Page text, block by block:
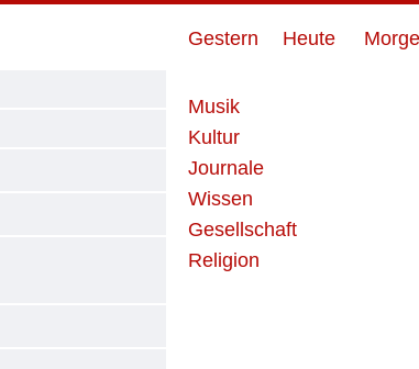
Gestern Heute
Musik
Kultur
Journale
Wissen
Gesellschaft
Religion